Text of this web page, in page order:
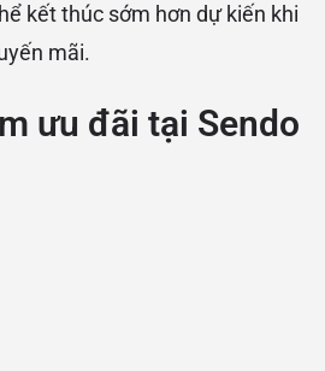
kết thúc sớm hơn dự kiến khi
mãi.
ưu đãi tại Sendo